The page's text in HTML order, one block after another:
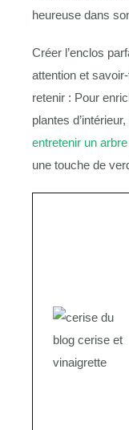
heureuse dans
Créer l’enclos
attention et
retenir : Pour
plantes
entretenir un
une touche de